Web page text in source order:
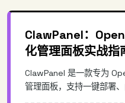
ClawPanel：
化管理面板实战指
ClawPanel 是一款专为
管理面板，支持一键部署